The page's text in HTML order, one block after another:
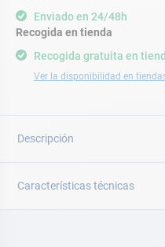
Enviado en 24/48h
Recogida gratuita en
Ver la disponibilidad en
Recogida en tienda
Descripción
Características técnicas